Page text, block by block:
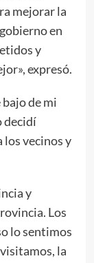
mejorar la
en
y
expresó.
bajo de mi
decidí
los vecinos y
y
Los
lo sentimos
la